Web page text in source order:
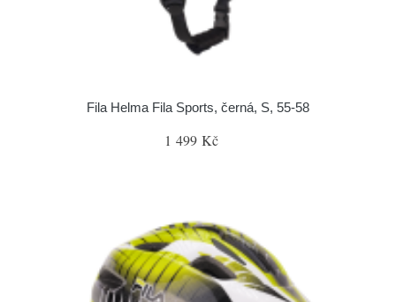
Fila Helma Fila Sports, černá, S, 55-58
1 499 Kč